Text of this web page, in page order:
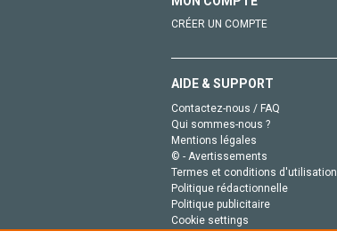
CRÉER UN COMPTE
AIDE & SUPPORT
Contactez-nous / FAQ
Qui sommes-nous ?
Mentions légales
© - Avertissements
Termes et conditions d'utilisation
Politique rédactionnelle
Politique publicitaire
Cookie settings